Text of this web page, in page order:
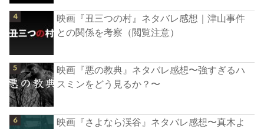
映画『丑三つの村』ネタバレ感想｜津山事件
との関係を考察（閲覧注意）
映画『悪の教典』ネタバレ感想〜強すぎるハ
スミンをどう見るか？〜
映画『さよなら渓谷』ネタバレ感想〜真木よ